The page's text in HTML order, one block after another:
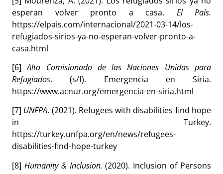
esperan volver pronto a casa. El País.
https://elpais.com/internacional/2021-03-14/los-
refugiados-sirios-ya-no-esperan-volver-pronto-a-
casa.html
[6]Alto Comisionado de las Naciones Unidas para
Refugiados. (s/f). Emergencia en Siria.
https://www.acnur.org/emergencia-en-siria.html
[7] UNFPA. (2021). Refugees with disabilities find hope
in Turkey.
https://turkey.unfpa.org/en/news/refugees-
disabilities-find-hope-turkey
[8] Humanity & Inclusion. (2020). Inclusion of Persons